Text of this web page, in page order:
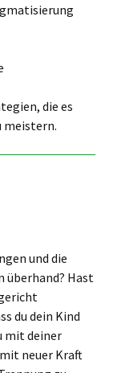
die es
meistern.
und die
Hast
du dein Kind
mit deiner
neuer Kraft